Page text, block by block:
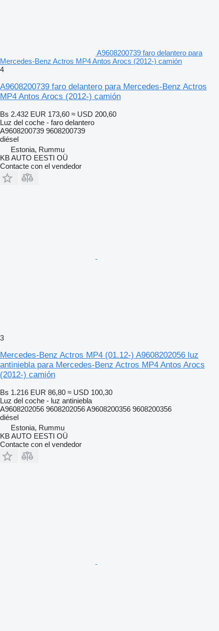
A9608200739 faro delantero para
Mercedes-Benz Actros MP4 Antos Arocs (2012-) camión
4
A9608200739 faro delantero para Mercedes-Benz Actros
MP4 Antos Arocs (2012-) camión
Bs 2.432 EUR 173,60 ≈ USD 200,60
Luz del coche - faro delantero
A9608200739 9608200739
diésel
Estonia, Rummu
KB AUTO EESTI OÜ
Contacte con el vendedor
3
Mercedes-Benz Actros MP4 (01.12-) A9608202056 luz
antiniebla para Mercedes-Benz Actros MP4 Antos Arocs
(2012-) camión
Bs 1.216 EUR 86,80 ≈ USD 100,30
Luz del coche - luz antiniebla
A9608202056 9608202056 A9608200356 9608200356
diésel
Estonia, Rummu
KB AUTO EESTI OÜ
Contacte con el vendedor